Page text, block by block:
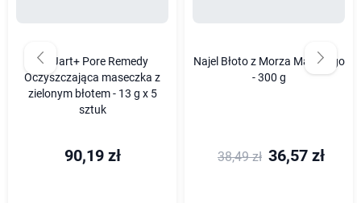
Dr. Jart+ Pore Remedy
Oczyszczająca maseczka z
zielonym błotem - 13 g x 5
sztuk
90,19 zł
Najel Błoto z Morza Martwego
- 300 g
38,49 zł 36,57 zł